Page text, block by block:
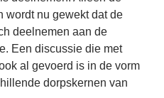
wordt nu gewekt dat de
deelnemen aan de
Een discussie die met
al gevoerd is in de vorm
dorpskernen van